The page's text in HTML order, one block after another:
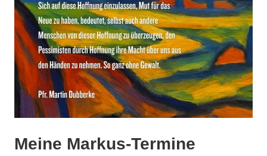
Meine Markus-Termine